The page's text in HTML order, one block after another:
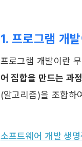
1. 프로그램 개
프로그램 개발이란
어 집합을 만드는 과정
(알고리즘)을 조합하
소프트웨어 개발 생